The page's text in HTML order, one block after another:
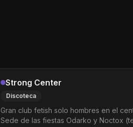
Strong Center
Discoteca
Gran club fetish solo hombres en el
Sede de las fiestas Odarko y Noctox